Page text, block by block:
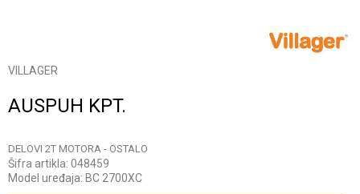
VILLAGER
AUSPUH KPT.
DELOVI 2T MOTORA - OSTALO
Šifra artikla: 048459
Model uređaja: BC 2700XC